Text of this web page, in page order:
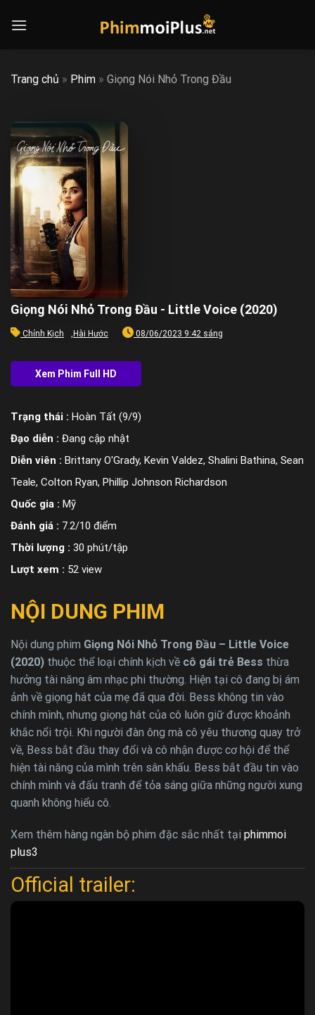
Trang chủ » Phim » Giọng Nói Nhỏ Trong Đầu
Giọng Nói Nhỏ Trong Đầu - Little Voice (2020)
Chính Kịch , Hài Hước 08/06/2023 9:42 sáng
Trạng thái : Hoàn Tất (9/9)
Đạo diễn : Đang cập nhật
Diễn viên : Brittany O'Grady, Kevin Valdez, Shalini Bathina, Sean
Teale, Colton Ryan, Phillip Johnson Richardson
Quốc gia : Mỹ
Đánh giá : 7.2/10 điểm
Thời lượng : 30 phút/tập
Lượt xem : 52 view
NỘI DUNG PHIM
Nội dung phim Giọng Nói Nhỏ Trong Đầu – Little Voice
(2020) thuộc thể loại chính kịch về cô gái trẻ Bess thừa
hưởng tài năng âm nhạc phi thường. Hiện tại cô đang bị ám
ảnh về giọng hát của mẹ đã qua đời. Bess không tin vào
chính mình, nhưng giọng hát của cô luôn giữ được khoảnh
khắc nổi trội. Khi người đàn ông mà cô yêu thương quay trở
về, Bess bắt đầu thay đổi và cô nhận được cơ hội để thể
hiện tài năng của mình trên sân khấu. Bess bắt đầu tin vào
chính mình và đấu tranh để tỏa sáng giữa những người xung
quanh không hiểu cô.
Xem thêm hàng ngàn bộ phim đặc sắc nhất tại phimmoi
plus3
Official trailer: